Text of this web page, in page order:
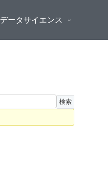
データサイエンス